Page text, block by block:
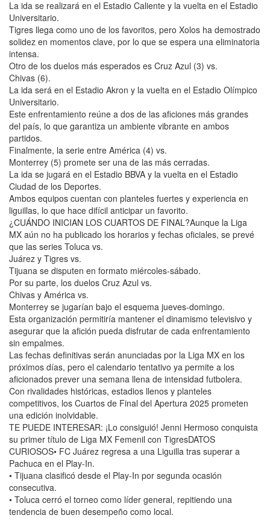
La ida se realizará en el Estadio Caliente y la vuelta en el Estadio
Universitario.
Tigres llega como uno de los favoritos, pero Xolos ha demostrado
solidez en momentos clave, por lo que se espera una eliminatoria
intensa.
Otro de los duelos más esperados es Cruz Azul (3) vs.
Chivas (6).
La ida será en el Estadio Akron y la vuelta en el Estadio Olímpico
Universitario.
Este enfrentamiento reúne a dos de las aficiones más grandes
del país, lo que garantiza un ambiente vibrante en ambos
partidos.
Finalmente, la serie entre América (4) vs.
Monterrey (5) promete ser una de las más cerradas.
La ida se jugará en el Estadio BBVA y la vuelta en el Estadio
Ciudad de los Deportes.
Ambos equipos cuentan con planteles fuertes y experiencia en
liguillas, lo que hace difícil anticipar un favorito.
¿CUÁNDO INICIAN LOS CUARTOS DE FINAL?Aunque la Liga
MX aún no ha publicado los horarios y fechas oficiales, se prevé
que las series Toluca vs.
Juárez y Tigres vs.
Tijuana se disputen en formato miércoles-sábado.
Por su parte, los duelos Cruz Azul vs.
Chivas y América vs.
Monterrey se jugarían bajo el esquema jueves-domingo.
Esta organización permitiría mantener el dinamismo televisivo y
asegurar que la afición pueda disfrutar de cada enfrentamiento
sin empalmes.
Las fechas definitivas serán anunciadas por la Liga MX en los
próximos días, pero el calendario tentativo ya permite a los
aficionados prever una semana llena de intensidad futbolera.
Con rivalidades históricas, estadios llenos y planteles
competitivos, los Cuartos de Final del Apertura 2025 prometen
una edición inolvidable.
TE PUEDE INTERESAR: ¡Lo consiguió! Jenni Hermoso conquista
su primer título de Liga MX Femenil con TigresDATOS
CURIOSOS• FC Juárez regresa a una Liguilla tras superar a
Pachuca en el Play-In.
• Tijuana clasificó desde el Play-In por segunda ocasión
consecutiva.
• Toluca cerró el torneo como líder general, repitiendo una
tendencia de buen desempeño como local.